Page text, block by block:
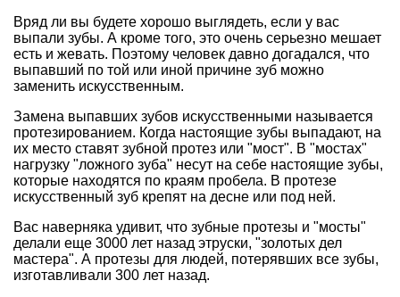
Вряд ли вы будете хорошо выглядеть, если у вас
выпали зубы. А кроме того, это очень серьезно мешает
есть и жевать. Поэтому человек давно догадался, что
выпавший по той или иной причине зуб можно
заменить искусственным.
Замена выпавших зубов искусственными называется
протезированием. Когда настоящие зубы выпадают, на
их место ставят зубной протез или "мост". В "мостах"
нагрузку "ложного зуба" несут на себе настоящие зубы,
которые находятся по краям пробела. В протезе
искусственный зуб крепят на десне или под ней.
Вас наверняка удивит, что зубные протезы и "мосты"
делали еще 3000 лет назад этруски, "золотых дел
мастера". А протезы для людей, потерявших все зубы,
изготавливали 300 лет назад.